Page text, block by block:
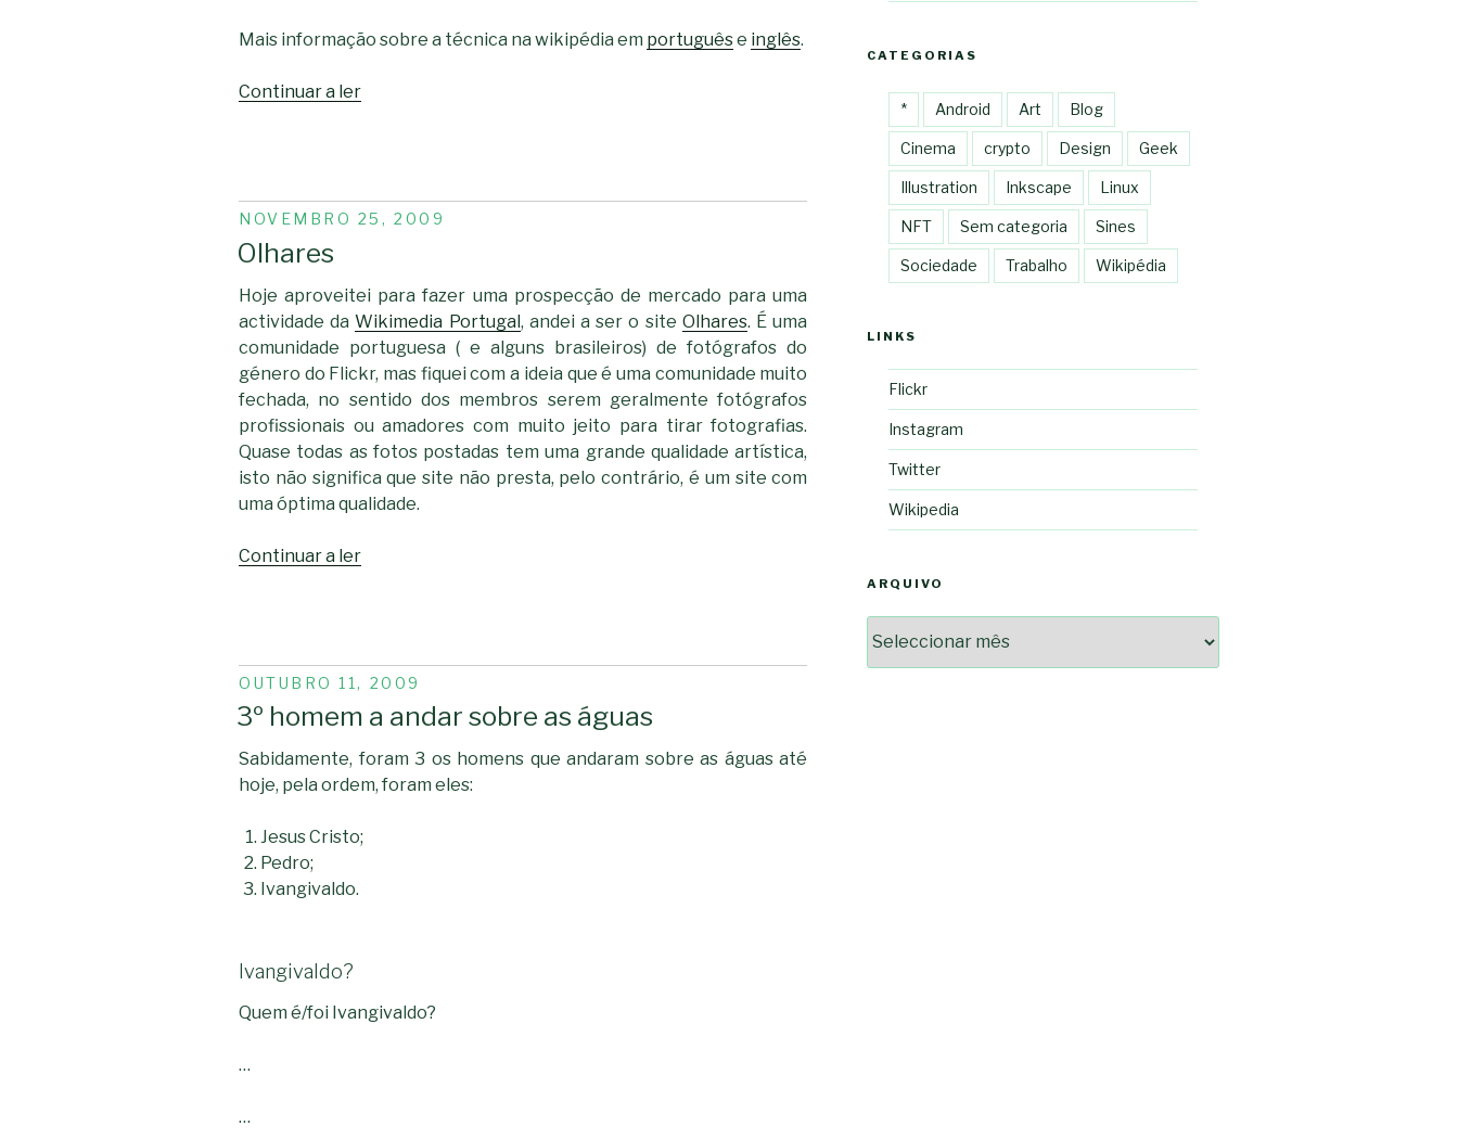
Mais informação sobre a técnica na wikipédia em portuguêse inglês.
Continuar a ler“Tilt-
PUBLICADO
EM
NOVEMBRO 25, 2009
Olhares
Hoje aproveitei para fazer uma prospecção de mercado para uma
actividade daWikimedia Portugal, andei a ser o site Olhares. É uma
comunidade portuguesa ( e alguns brasileiros) de fotógrafos do
género do Flickr, mas fiquei com a ideia que é uma comunidade muito
fechada, no sentido dos membros serem geralmente fotógrafos
profissionais ou amadores com muito jeito para tirar fotografias.
Quase todas as fotos postadas tem uma grande qualidade artística,
isto não significa que site não presta, pelo contrário, é um site com
uma óptima qualidade.
Continuar a ler“Olhares”
PUBLICADO
EM
OUTUBRO 11, 2009
3º homem a andar sobre as águas
Sabidamente, foram 3 os homens que andaram sobre as águas até
hoje, pela ordem, foram eles:
Jesus Cristo;
Pedro;
Ivangivaldo.
Ivangivaldo?
Quem é/foi Ivangivaldo?
…
…
CATEGORIAS
* Android Art Blog
Cinema crypto Design Geek
Illustration Inkscape Linux
NFT Sem categoria Sines
Sociedade Trabalho Wikipédia
LINKS
Flickr
Instagram
Twitter
Wikipedia
ARQUIVO